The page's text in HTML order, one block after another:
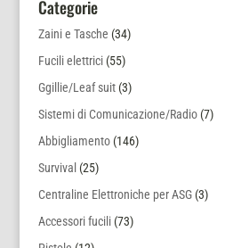
Categorie
Zaini e Tasche (34)
Fucili elettrici (55)
Ggillie/Leaf suit (3)
Sistemi di Comunicazione/Radio (7)
Abbigliamento (146)
Survival (25)
Centraline Elettroniche per ASG (3)
Accessori fucili (73)